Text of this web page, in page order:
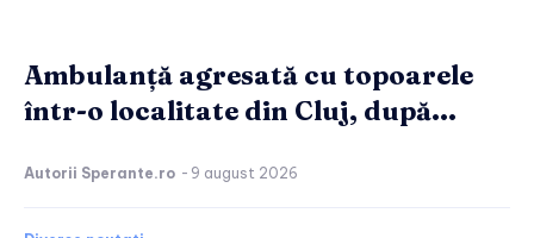
Ambulanță agresată cu topoarele
într-o localitate din Cluj, după...
Autorii Sperante.ro - 9 august 2026